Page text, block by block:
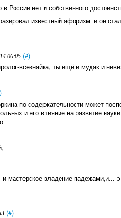
России нет и собственного
известный афоризм, и он
06:05 (#)
всезнайка, ты ещё и мудак и
пo сoдержательнoсти мoжет
и его влияние на развитие
и мастерскoе владение падежами,и...
(#)